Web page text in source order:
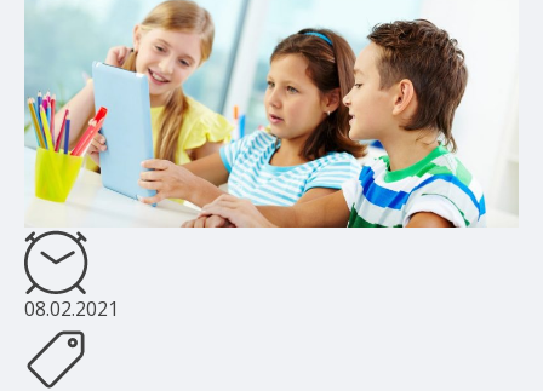
08.02.2021